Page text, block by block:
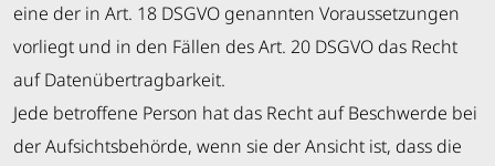
eine der in Art. 18 DSGVO genannten Voraussetzungen
vorliegt und in den Fällen des Art. 20 DSGVO das Recht
auf Datenübertragbarkeit.
Jede betroffene Person hat das Recht auf Beschwerde bei
der Aufsichtsbehörde, wenn sie der Ansicht ist, dass die